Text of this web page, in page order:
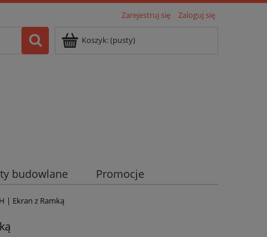
Zarejestruj się Zaloguj się
Koszyk:(pusty)
budowlane
Promocje
| Ekran z Ramką